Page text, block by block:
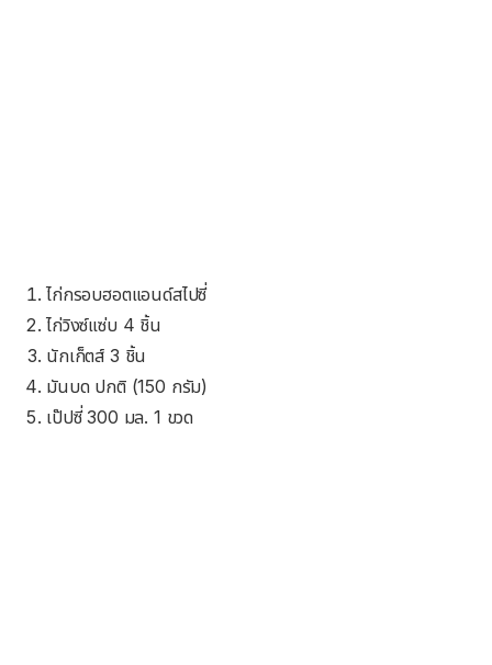
ไก่กรอบฮอตแอนด์สไปซี่
ไก่วิงซ์แซ่บ 4 ชิ้น
นักเก็ตส์ 3 ชิ้น
มันบด ปกติ (150 กรัม)
เป๊ปซี่ 300 มล. 1 ขวด